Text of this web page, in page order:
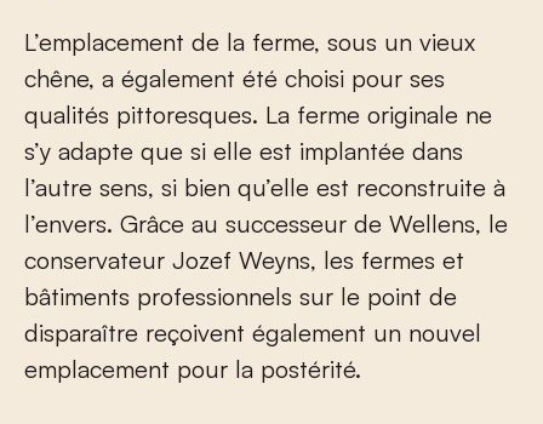
L’emplacement de la ferme, sous un vieux
chêne, a également été choisi pour ses
qualités pittoresques. La ferme originale ne
s’y adapte que si elle est implantée dans
l’autre sens, si bien qu’elle est reconstruite à
l’envers. Grâce au successeur de Wellens, le
conservateur Jozef Weyns, les fermes et
bâtiments professionnels sur le point de
disparaître reçoivent également un nouvel
emplacement pour la postérité.